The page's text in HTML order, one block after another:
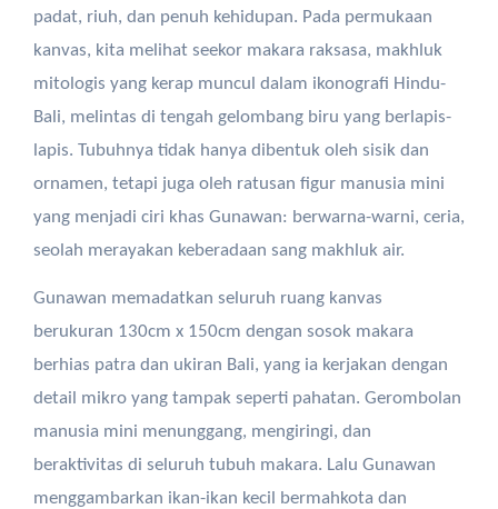
padat, riuh, dan penuh kehidupan. Pada permukaan
kanvas, kita melihat seekor makara raksasa, makhluk
mitologis yang kerap muncul dalam ikonografi Hindu-
Bali, melintas di tengah gelombang biru yang berlapis-
lapis. Tubuhnya tidak hanya dibentuk oleh sisik dan
ornamen, tetapi juga oleh ratusan figur manusia mini
yang menjadi ciri khas Gunawan: berwarna-warni, ceria,
seolah merayakan keberadaan sang makhluk air.
Gunawan memadatkan seluruh ruang kanvas
berukuran 130cm x 150cm dengan sosok makara
berhias patra dan ukiran Bali, yang ia kerjakan dengan
detail mikro yang tampak seperti pahatan. Gerombolan
manusia mini menunggang, mengiringi, dan
beraktivitas di seluruh tubuh makara. Lalu Gunawan
menggambarkan ikan-ikan kecil bermahkota dan